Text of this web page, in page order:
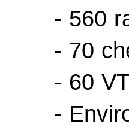
- 560
- 70
- 60
-